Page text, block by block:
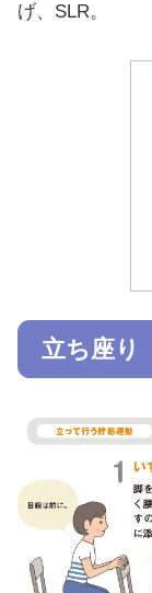
げ、SLR。
立ち座り